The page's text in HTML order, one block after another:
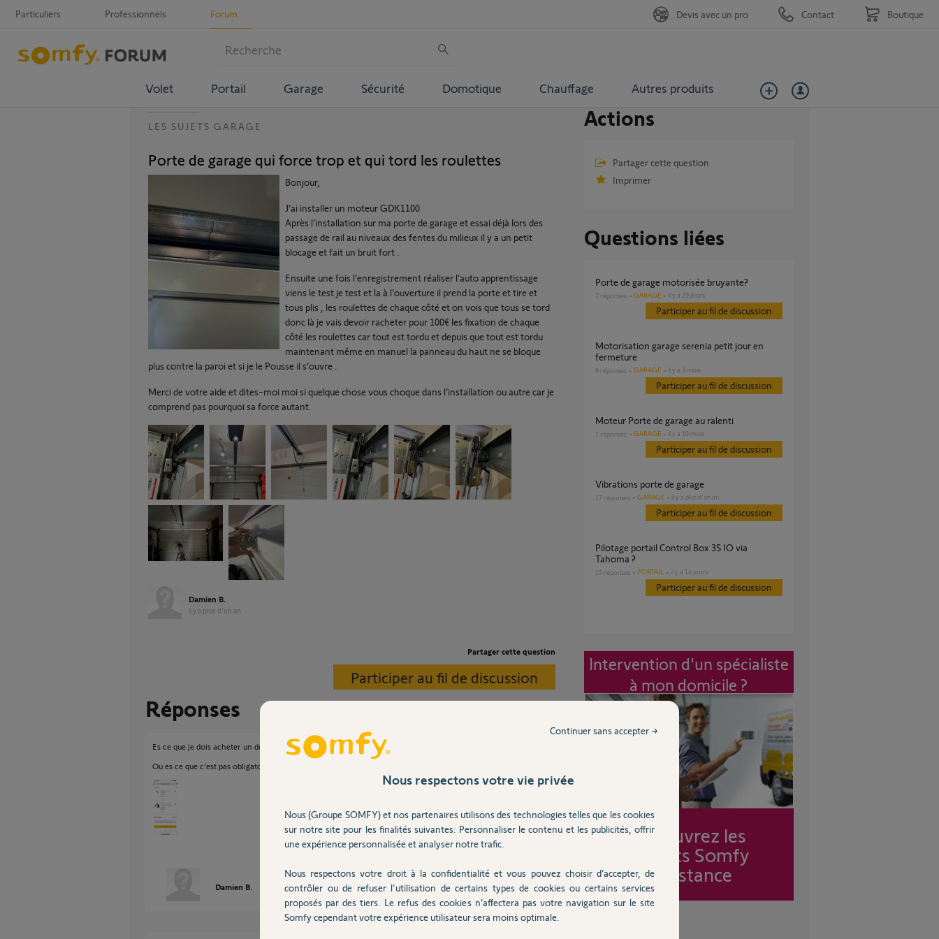
Particuliers Professionnels Forum
Volet Portail Garage Sécurité Domotique Chauffage Autres produits
Devis avec un pro Contact Boutique
LES SUJETS GARAGE
Porte de garage qui force trop et qui tord les roulettes
Bonjour,
J’ai installer un moteur GDK1100
Après l’installation sur ma porte de garage et essai déjà lors des
passage de rail au niveaux des fentes du milieux il y a un petit
blocage et fait un bruit fort .
Ensuite une fois l’enregistrement réaliser l’auto apprentissage
viens le test je test et la à l’ouverture il prend la porte et tire et
tous plis , les roulettes de chaque côté et on vois que tous se tord
donc là je vais devoir racheter pour 100€ les fixation de chaque
côté les roulettes car tout est tordu et depuis que tout est tordu
maintenant même en manuel la panneau du haut ne se bloque
plus contre la paroi et si je le Pousse il s’ouvre .
Merci de votre aide et dites-moi moi si quelque chose vous choque dans l’installation ou autre car je
comprend pas pourquoi sa force autant.
Damien B.
il y a plus d'un an
Partager cette question
Participer au fil de discussion
Réponses
Es ce que je dois acheter un de ses éléments j’ai vu qu’il exister ?
Ou es ce que c’est pas obligatoire et normalement sa devrait fonctionner normalement
Damien B. il y a plus d'un an
Actions
Partager cette question
Imprimer
Questions liées
Porte de garage motorisée bruyante?
7 réponses GARAGE il y a 29 jours
Participer au fil de discussion
motorisation garage serenia petit jour en
fermeture
9 réponses GARAGE il y a 3 mois
Participer au fil de discussion
Moteur Porte de garage au ralenti
7 réponses GARAGE il y a 10 mois
Participer au fil de discussion
vibrations porte de garage
17 réponses GARAGE il y a plus d'un an
Participer au fil de discussion
Pilotage portail Control Box 3S IO via
Tahoma ?
15 réponses PORTAIL il y a 14 jours
Participer au fil de discussion
Intervention d'un spécialiste
à mon domicile ?
Découvrez les
forfaits Somfy
Assistance
Nous respectons votre vie privée
Nous (Groupe SOMFY) et nos partenaires utilisons des technologies telles que les cookies
sur notre site pour les finalités suivantes: Personnaliser le contenu et les publicités, offrir
une expérience personnalisée et analyser notre trafic.
Nous respectons votre droit à la confidentialité et vous pouvez choisir d’accepter, de
contrôler ou de refuser l'utilisation de certains types de cookies ou certains services
proposés par des tiers. Le refus des cookies n’affectera pas votre navigation sur le site
Somfy cependant votre expérience utilisateur sera moins optimale.
Continuer sans accepter →